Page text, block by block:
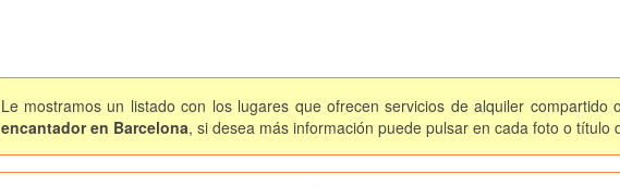
Le mostramos un listado con los lugares que ofrecen servicios de alquiler
encantador en Barcelona, si desea más información puede pulsar en cada foto o título